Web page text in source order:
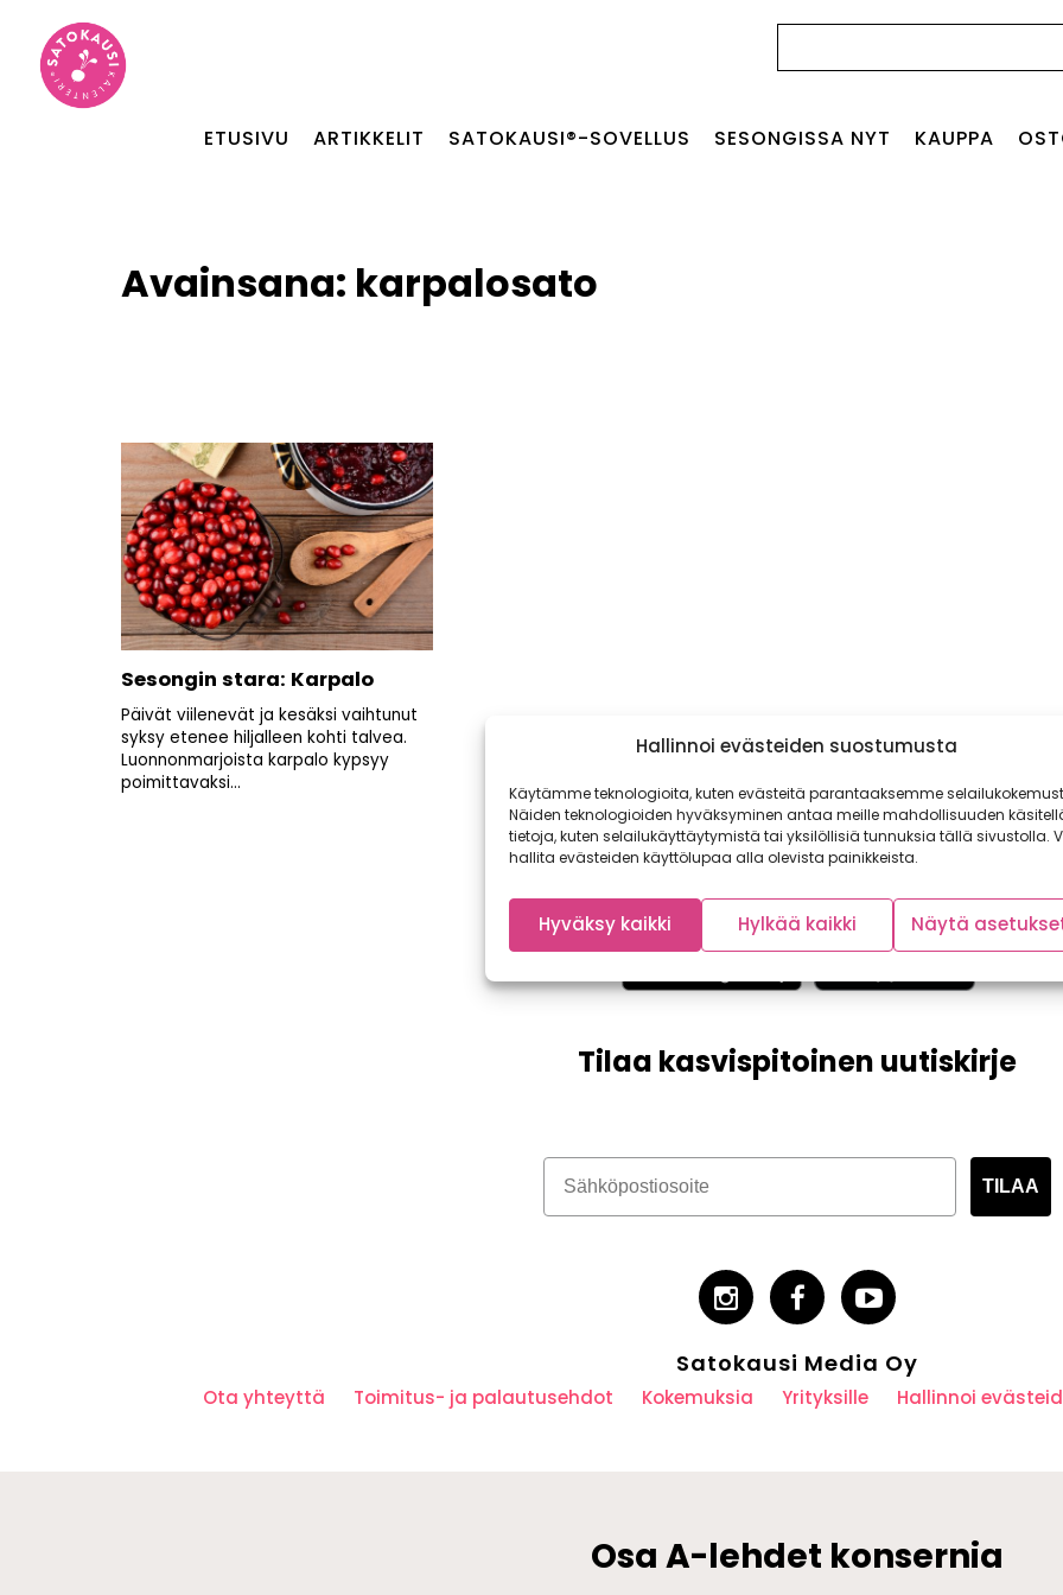
Hallinnoi evästeiden suostumusta
Käytämme teknologioita, kuten evästeitä parantaaksemme
Näiden teknologioiden hyväksyminen antaa meille mahdollisuuden
tietoja, kuten selailukäyttäytymistä tai yksilöllisiä tunnuksia tällä sivustolla.
hallita evästeiden käyttölupaa alla olevista painikkeista.
Hyväksy kaikki Hylkää kaikki Näytä
ETUSIVU ARTIKKELIT SATOKAUSI®-SOVELLUS SESONGISSA NYT KAUPPA
Avainsana: karpalosato
Sesongin stara: Karpalo
Päivät viilenevät ja kesäksi vaihtunut
syksy etenee hiljalleen kohti talvea.
Luonnonmarjoista karpalo kypsyy
poimittavaksi...
Tilaa kasvispitoinen uutiskirje
TILAA
Satokausi Media Oy
Ota yhteyttä Toimitus- ja palautusehdot Kokemuksia Yrityksille Hallinnoi
Osa A-lehdet konsernia